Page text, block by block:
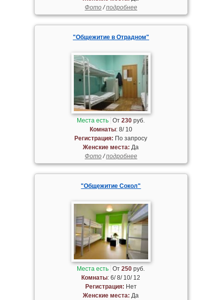
Фото/подробнее
"Общежитие в Отрадном"
Места есть От230 руб.
Комнаты: 8/ 10
Регистрация: По запросу
Женские места: Да
Фото/подробнее
"Общежитие Сокол"
Места есть От250 руб.
Комнаты: 6/ 8/ 10/ 12
Регистрация: Нет
Женские места: Да